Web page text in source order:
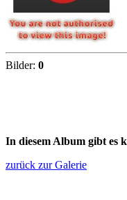
Bilder: 0
In diesem Album gibt es
zurück zur Galerie